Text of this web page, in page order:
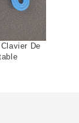
De